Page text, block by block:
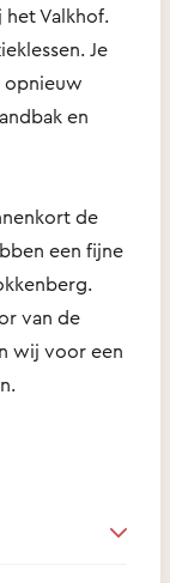
Valkhof.
Je
opnieuw
en
de
een fijne
van de
wij voor een